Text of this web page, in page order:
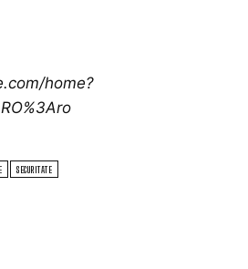
home?
SECURITATE